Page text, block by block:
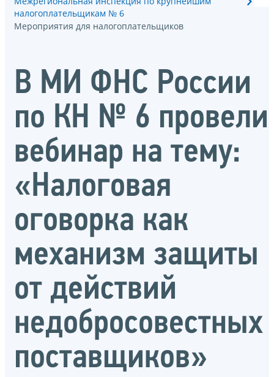
налогоплательщикам № 6
Мероприятия для налогоплательщиков
В МИ ФНС России
по КН № 6 провели
вебинар на тему:
«Налоговая
оговорка как
механизм защиты
от действий
недобросовестных
поставщиков»